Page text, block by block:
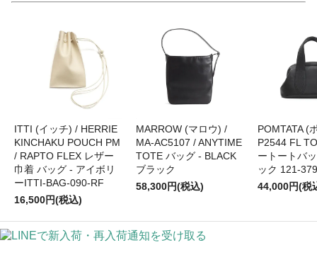
ITTI (イッチ) / HERRIE
KINCHAKU POUCH PM
/ RAPTO FLEX レザー
巾着 バッグ - アイボリ
ーITTI-BAG-090-RF
16,500円(税込)
MARROW (マロウ) /
MA-AC5107 / ANYTIME
TOTE バッグ - BLACK
ブラック
58,300円(税込)
POMTATA (
P2544 FL
ートートバ
ック 121-
44,000円(税